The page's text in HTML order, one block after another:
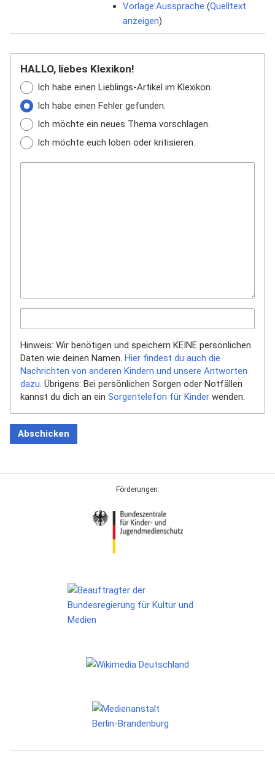
Vorlage:Aussprache (Quelltext
anzeigen)
HALLO, liebes Klexikon!
Ich habe einen Lieblings-Artikel im Klexikon.
Ich habe einen Fehler gefunden.
Ich möchte ein neues Thema vorschlagen.
Ich möchte euch loben oder kritisieren.
Hinweis: Wir benötigen und speichern KEINE persönlichen
Daten wie deinen Namen. Hier findest du auch die
Nachrichten von anderen Kindern und unsere Antworten
dazu. Übrigens: Bei persönlichen Sorgen oder Notfällen
kannst du dich an ein Sorgentelefon für Kinder wenden.
Abschicken
Förderungen: